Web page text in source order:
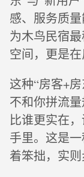
感、服务质
为木鸟民宿
空间，更是在
这种“房客+
不和你拼流
比谁更实在
手里。这是
着笨拙，实则